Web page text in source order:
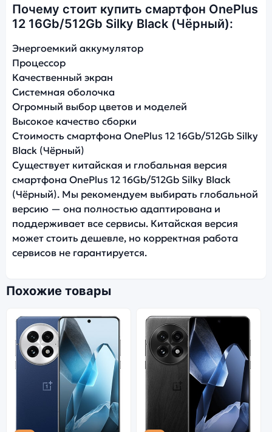
Почему стоит купить смартфон OnePlus
12 16Gb/512Gb Silky Black (Чёрный):
Энергоемкий аккумулятор
Процессор
Качественный экран
Системная оболочка
Огромный выбор цветов и моделей
Высокое качество сборки
Стоимость смартфона OnePlus 12 16Gb/512Gb Silky
Black (Чёрный)
Существует китайская и глобальная версия
смартфона OnePlus 12 16Gb/512Gb Silky Black
(Чёрный). Мы рекомендуем выбирать глобальной
версию — она полностью адаптирована и
поддерживает все сервисы. Китайская версия
может стоить дешевле, но корректная работа
сервисов не гарантируется.
Похожие товары